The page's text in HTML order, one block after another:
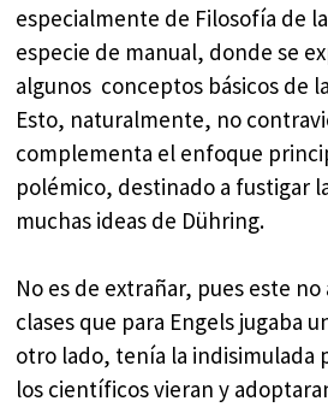
especialmente de Filosofía de
especie de manual, donde se
algunos conceptos básicos de
Esto, naturalmente, no
complementa el enfoque
polémico, destinado a fustigar
muchas ideas de Dühring.
No es de extrañar, pues este
clases que para Engels jugaba
otro lado, tenía la indisimulada
los científicos vieran y